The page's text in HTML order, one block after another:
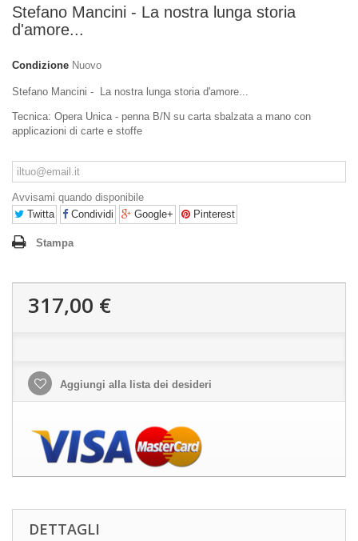
Stefano Mancini - La nostra lunga storia
d'amore...
Condizione Nuovo
Stefano Mancini - La nostra lunga storia d'amore...
Tecnica: Opera Unica - penna B/N su carta sbalzata a mano con
applicazioni di carte e stoffe
Avvisami quando disponibile
Twitta
Condividi Google+ Pinterest
Stampa
317,00 €
Aggiungi alla lista dei desideri
DETTAGLI